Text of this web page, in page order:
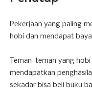
Pekerjaan yang paling
hobi dan mendapat
Teman-teman yang
mendapatkan
sekadar bisa beli buku